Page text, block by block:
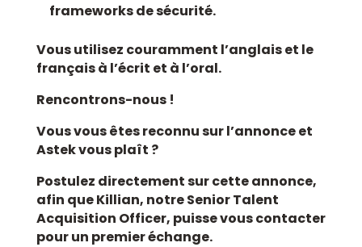
frameworks de sécurité.
Vous utilisez couramment l’anglais et le
français à l’écrit et à l’oral.
Rencontrons-nous !
Vous vous êtes reconnu sur l’annonce et
Astek vous plaît ?
Postulez directement sur cette annonce,
afin que Killian, notre Senior Talent
Acquisition Officer, puisse vous contacter
pour un premier échange.